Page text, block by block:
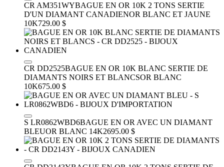
CR AM351WYBAGUE EN OR 10K 2 TONS SERTIE
D'UN DIAMANT CANADIENOR BLANC ET JAUNE
10K729.00 $
CR DD2525BAGUE EN OR 10K BLANC SERTIE DE
DIAMANTS NOIRS ET BLANCSOR BLANC
10K675.00 $
S LR0862WBD6BAGUE EN OR AVEC UN DIAMANT
BLEUOR BLANC 14K2695.00 $